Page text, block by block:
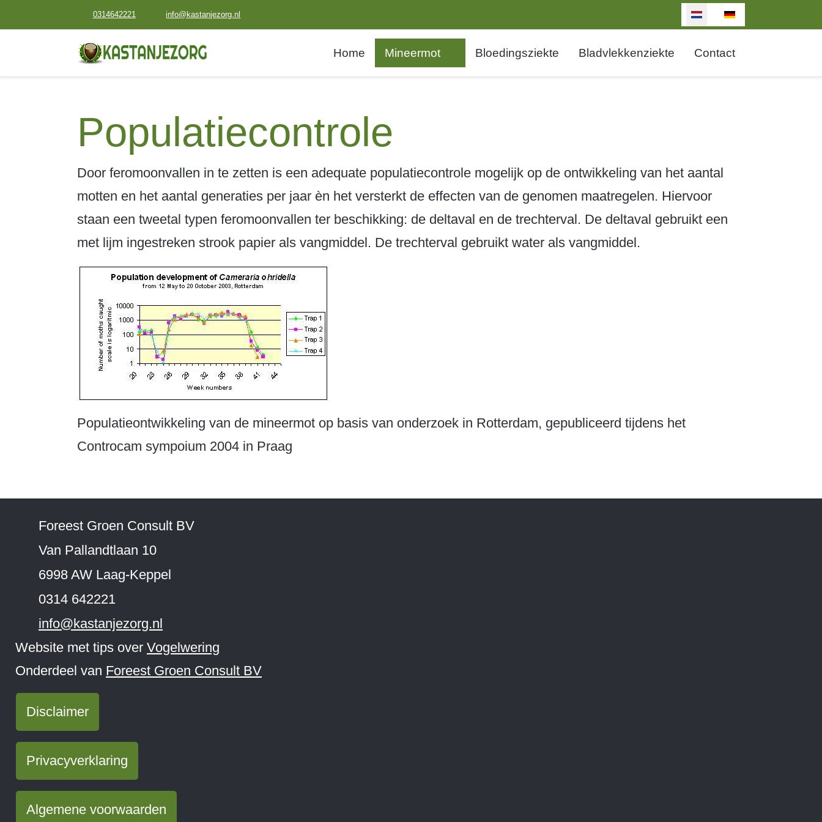
0314642221 info@kastanjezorg.nl Selecteer de taal
Home Mineermot Bloedingsziekte Bladvlekkenziekte Contact
Populatiecontrole
Door feromoonvallen in te zetten is een adequate populatiecontrole mogelijk op de ontwikkeling van het aantal
motten en het aantal generaties per jaar èn het versterkt de effecten van de genomen maatregelen. Hiervoor
staan een tweetal typen feromoonvallen ter beschikking: de deltaval en de trechterval. De deltaval gebruikt een
met lijm ingestreken strook papier als vangmiddel. De trechterval gebruikt water als vangmiddel.
Populatieontwikkeling van de mineermot op basis van onderzoek in Rotterdam, gepubliceerd tijdens het
Controcam sympoium 2004 in Praag
Foreest Groen Consult BV
Van Pallandtlaan 10
6998 AW Laag-Keppel
0314 642221
info@kastanjezorg.nl
Website met tips over Vogelwering
Onderdeel van Foreest Groen Consult BV
Disclaimer
Privacyverklaring
Algemene voorwaarden